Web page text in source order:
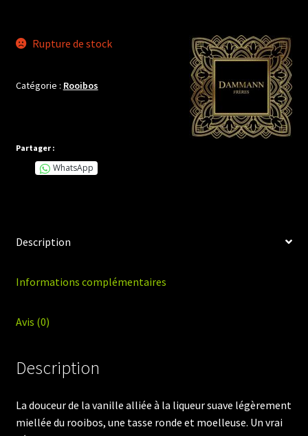
Rupture de stock
Catégorie : Rooibos
Partager :
WhatsApp
Description
Informations complémentaires
Avis (0)
Description
La douceur de la vanille alliée à la liqueur suave légèrement
miellée du rooibos, une tasse ronde et moelleuse. Un vrai